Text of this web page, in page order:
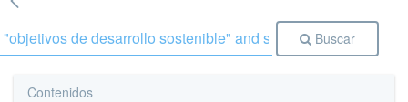
Buscar
Contenidos